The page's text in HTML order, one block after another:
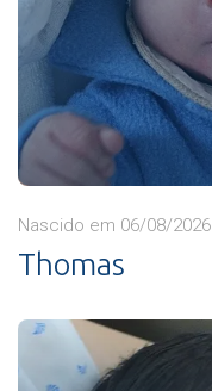
Nascido em 06/08/2026
Thomas